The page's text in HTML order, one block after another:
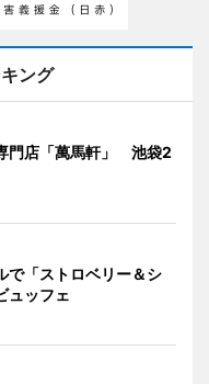
ング
門店「萬馬軒」 池袋2
で「ストロベリー＆シ
ュッフェ